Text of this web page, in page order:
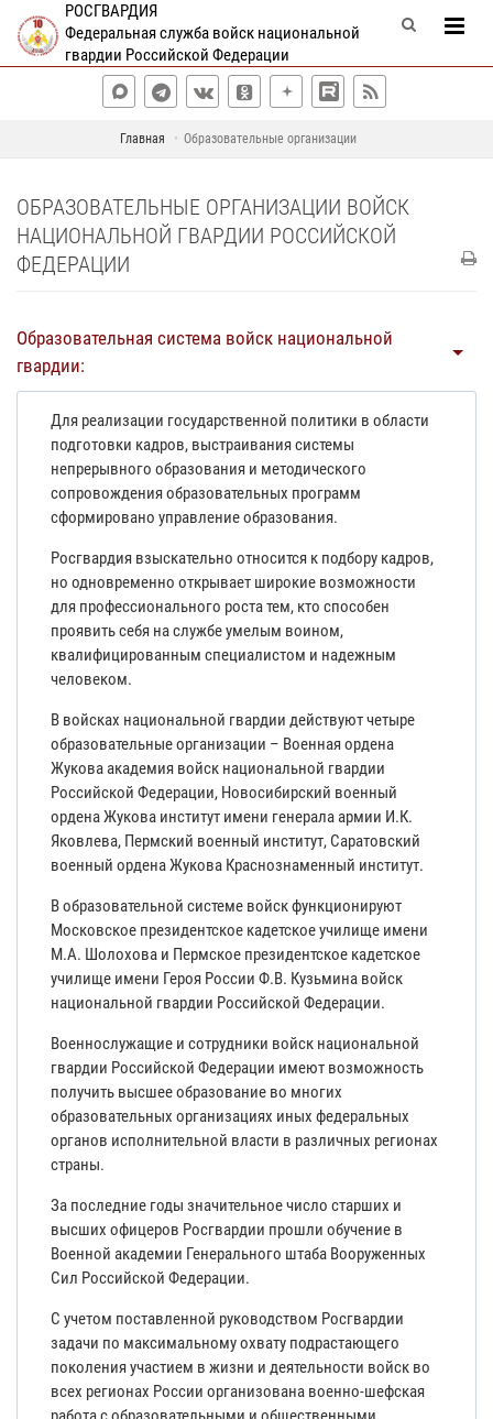
РОСГВАРДИЯ
Федеральная служба войск национальной
гвардии Российской Федерации
Главная Образовательные организации
ОБРАЗОВАТЕЛЬНЫЕ ОРГАНИЗАЦИИ ВОЙСК
НАЦИОНАЛЬНОЙ ГВАРДИИ РОССИЙСКОЙ
ФЕДЕРАЦИИ
Образовательная система войск национальной
гвардии:
Для реализации государственной политики в области
подготовки кадров, выстраивания системы
непрерывного образования и методического
сопровождения образовательных программ
сформировано управление образования.
Росгвардия взыскательно относится к подбору кадров,
но одновременно открывает широкие возможности
для профессионального роста тем, кто способен
проявить себя на службе умелым воином,
квалифицированным специалистом и надежным
человеком.
В войсках национальной гвардии действуют четыре
образовательные организации – Военная ордена
Жукова академия войск национальной гвардии
Российской Федерации, Новосибирский военный
ордена Жукова институт имени генерала армии И.К.
Яковлева, Пермский военный институт, Саратовский
военный ордена Жукова Краснознаменный институт.
В образовательной системе войск функционируют
Московское президентское кадетское училище имени
М.А. Шолохова и Пермское президентское кадетское
училище имени Героя России Ф.В. Кузьмина войск
национальной гвардии Российской Федерации.
Военнослужащие и сотрудники войск национальной
гвардии Российской Федерации имеют возможность
получить высшее образование во многих
образовательных организациях иных федеральных
органов исполнительной власти в различных регионах
страны.
За последние годы значительное число старших и
высших офицеров Росгвардии прошли обучение в
Военной академии Генерального штаба Вооруженных
Сил Российской Федерации.
С учетом поставленной руководством Росгвардии
задачи по максимальному охвату подрастающего
поколения участием в жизни и деятельности войск во
всех регионах России организована военно-шефская